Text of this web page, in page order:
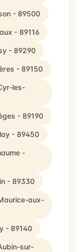
- 89500
- 89116
- 89290
- 89150
les-
- 89190
- 89450
-
- 89330
aux-
- 89140
sur-